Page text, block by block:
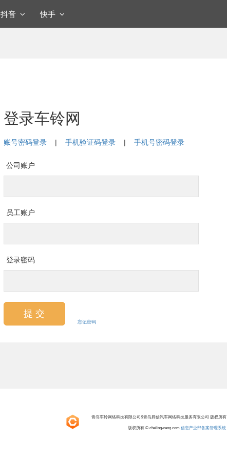
抖音 快手
登录车铃网
账号密码登录| 手机验证码登录 | 手机号密码登录
公司账户
员工账户
登录密码
提 交
忘记密码
青岛车铃网络科技有限公司&青岛腾信汽车网络科技服务有限公司 版权所有
版权所有 © chelingwang.com 信息产业部备案管理系统